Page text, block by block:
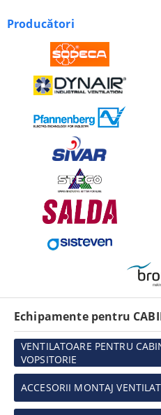
Producători
Echipamente pentru
VENTILATOARE PENTRU
VOPSITORIE
ACCESORII MONTAJ